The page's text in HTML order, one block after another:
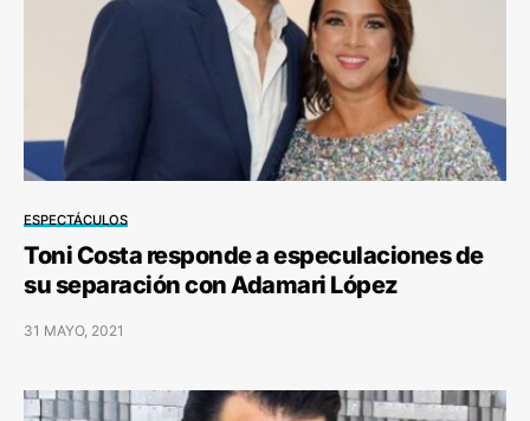
ESPECTÁCULOS
Toni Costa responde a especulaciones de
su separación con Adamari López
31 MAYO, 2021